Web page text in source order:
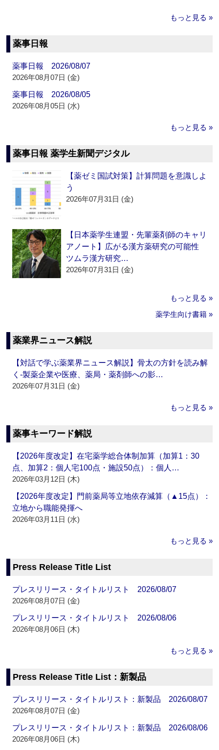
もっと見る »
薬事日報
薬事日報 2026/08/07
2026年08月07日 (金)
薬事日報 2026/08/05
2026年08月05日 (水)
もっと見る »
薬事日報 薬学生新聞デジタル
【薬ゼミ国試対策】計算問題を意識しよ
う
2026年07月31日 (金)
【日本薬学生連盟・先輩薬剤師のキャリ
アノート】広がる漢方薬研究の可能性
ツムラ漢方研究…
2026年07月31日 (金)
もっと見る »
薬学生向け書籍 »
薬業界ニュース解説
【対話で学ぶ薬業界ニュース解説】骨太の方針を読み解
く‐製薬企業や医療、薬局・薬剤師への影…
2026年07月31日 (金)
もっと見る »
薬事キーワード解説
【2026年度改定】在宅薬学総合体制加算（加算1：30
点、加算2：個人宅100点・施設50点）：個人…
2026年03月12日 (木)
【2026年度改定】門前薬局等立地依存減算（▲15点）：
立地から職能発揮へ
2026年03月11日 (水)
もっと見る »
Press Release Title List
プレスリリース・タイトルリスト 2026/08/07
2026年08月07日 (金)
プレスリリース・タイトルリスト 2026/08/06
2026年08月06日 (木)
もっと見る »
Press Release Title List：新製品
プレスリリース・タイトルリスト：新製品 2026/08/07
2026年08月07日 (金)
プレスリリース・タイトルリスト：新製品 2026/08/06
2026年08月06日 (木)